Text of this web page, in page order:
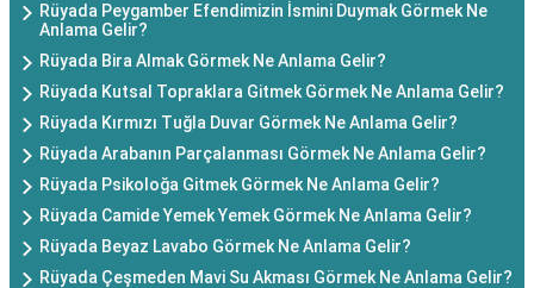
Rüyada Peygamber Efendimizin İsmini Duymak Görmek Ne
Anlama Gelir?
Rüyada Bira Almak Görmek Ne Anlama Gelir?
Rüyada Kutsal Topraklara Gitmek Görmek Ne Anlama Gelir?
Rüyada Kırmızı Tuğla Duvar Görmek Ne Anlama Gelir?
Rüyada Arabanın Parçalanması Görmek Ne Anlama Gelir?
Rüyada Psikoloğa Gitmek Görmek Ne Anlama Gelir?
Rüyada Camide Yemek Yemek Görmek Ne Anlama Gelir?
Rüyada Beyaz Lavabo Görmek Ne Anlama Gelir?
Rüyada Çeşmeden Mavi Su Akması Görmek Ne Anlama Gelir?